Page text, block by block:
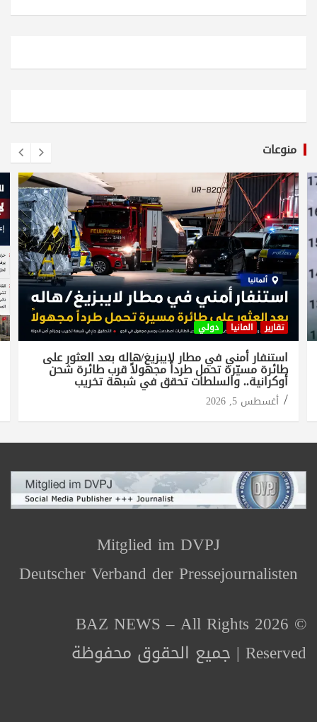
منوعات
تقارير المانيا دولي
استنفار أمني في مطار لايبزيغ/هاله بعد العثور على
طائرة مسيّرة تحمل طرداً مجهولاً قرب طائرة شحن
أوكرانية.. والسلطات تحقق في شبهة تخريب
أغسطس 5, 2026
Mitglied im DVPJ
Deutscher Verband der Pressejournalisten
© 2026 BAZ NEWS – All Rights
Reserved | جميع الحقوق محفوظة